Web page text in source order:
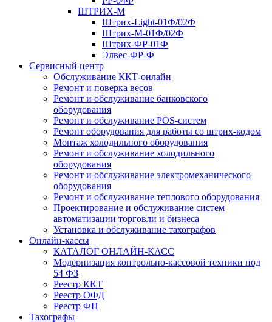
ШТРИХ-М
Штрих-Light-01Ф/02Ф
Штрих-М-01Ф/02Ф
Штрих-ФР-01Ф
Элвес-ФР-Ф
Сервисный центр
Обслуживание ККТ-онлайн
Ремонт и поверка весов
Ремонт и обслуживание банковского
оборудования
Ремонт и обслуживание POS-систем
Ремонт оборудования для работы со штрих-кодом
Монтаж холодильного оборудования
Ремонт и обслуживание холодильного
оборудования
Ремонт и обслуживание электромеханического
оборудования
Ремонт и обслуживание теплового оборудования
Проектирование и обслуживание систем
автоматизации торговли и бизнеса
Установка и обслуживание тахографов
Онлайн-кассы
КАТАЛОГ ОНЛАЙН-КАСС
Модернизация контрольно-кассовой техники под
54 ФЗ
Реестр ККТ
Реестр ОФД
Реестр ФН
Тахографы